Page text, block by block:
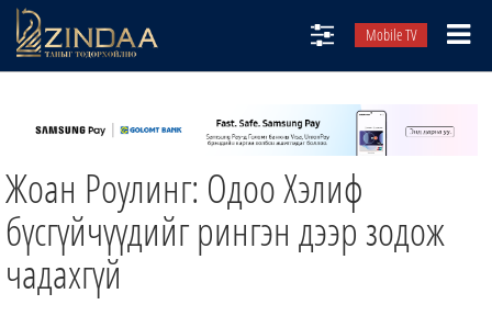
Mobile TV
ТВ8
ӨГЛӨӨНИЙ СОНИН
АУДИО ЗОХИОЛ
ЗИНДАА СЭТГҮҮЛ
Жоан Роулинг: Одоо Хэлиф
бүсгүйчүүдийг рингэн дээр зодож
чадахгүй